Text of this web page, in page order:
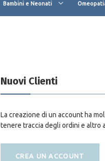
Bambini e Neonati
Nuovi Clienti
La creazione di un account ha
tenere traccia degli ordini e altro
CREA UN ACCOUNT